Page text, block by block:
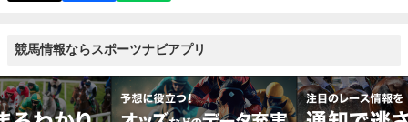
競馬情報ならスポーツナビアプリ